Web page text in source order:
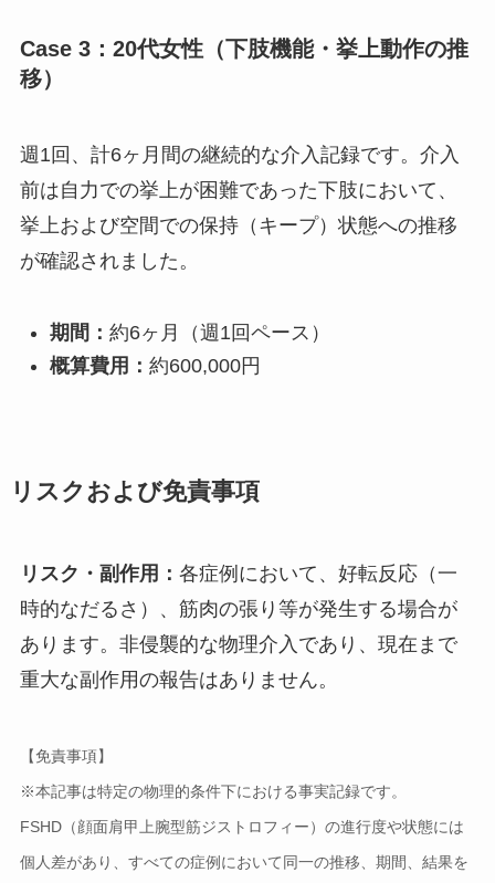
Case 3：20代女性（下肢機能・挙上動作の推
移）
週1回、計6ヶ月間の継続的な介入記録です。介入
前は自力での挙上が困難であった下肢において、
挙上および空間での保持（キープ）状態への推移
が確認されました。
期間： 約6ヶ月（週1回ペース）
概算費用： 約600,000円
リスクおよび免責事項
リスク・副作用： 各症例において、好転反応（一
時的なだるさ）、筋肉の張り等が発生する場合が
あります。非侵襲的な物理介入であり、現在まで
重大な副作用の報告はありません。
【免責事項】
※本記事は特定の物理的条件下における事実記録です。
FSHD（顔面肩甲上腕型筋ジストロフィー）の進行度や状態には
個人差があり、すべての症例において同一の推移、期間、結果を